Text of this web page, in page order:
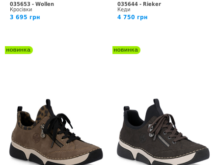
035653 - Wollen
Кросівки
3 695 грн
035644 - Rieker
Кеди
4 750 грн